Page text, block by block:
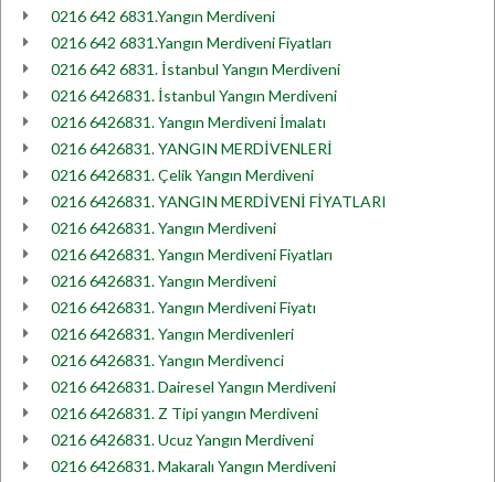
0216 642 6831.Yangın Merdiveni
0216 642 6831.Yangın Merdiveni Fiyatları
0216 642 6831. İstanbul Yangın Merdiveni
0216 6426831. İstanbul Yangın Merdiveni
0216 6426831. Yangın Merdiveni İmalatı
0216 6426831. YANGIN MERDİVENLERİ
0216 6426831. Çelik Yangın Merdiveni
0216 6426831. YANGIN MERDİVENİ FİYATLARI
0216 6426831. Yangın Merdiveni
0216 6426831. Yangın Merdiveni Fiyatları
0216 6426831. Yangın Merdiveni
0216 6426831. Yangın Merdiveni Fiyatı
0216 6426831. Yangın Merdivenleri
0216 6426831. Yangın Merdivenci
0216 6426831. Dairesel Yangın Merdiveni
0216 6426831. Z Tipi yangın Merdiveni
0216 6426831. Ucuz Yangın Merdiveni
0216 6426831. Makaralı Yangın Merdiveni